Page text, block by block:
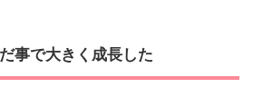
事で大きく成長した